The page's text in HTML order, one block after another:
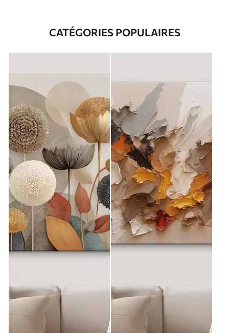
CATÉGORIES POPULAIRES